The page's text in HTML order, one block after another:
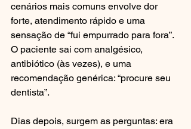
cenários mais comuns envolve dor
forte, atendimento rápido e uma
sensação de “fui empurrado para fora”.
O paciente sai com analgésico,
antibiótico (às vezes), e uma
recomendação genérica: “procure seu
dentista”.
Dias depois, surgem as perguntas: era